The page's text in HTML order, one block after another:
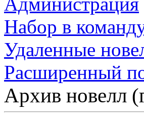
Набор в
Удаленные
Расширенный
Архив новелл